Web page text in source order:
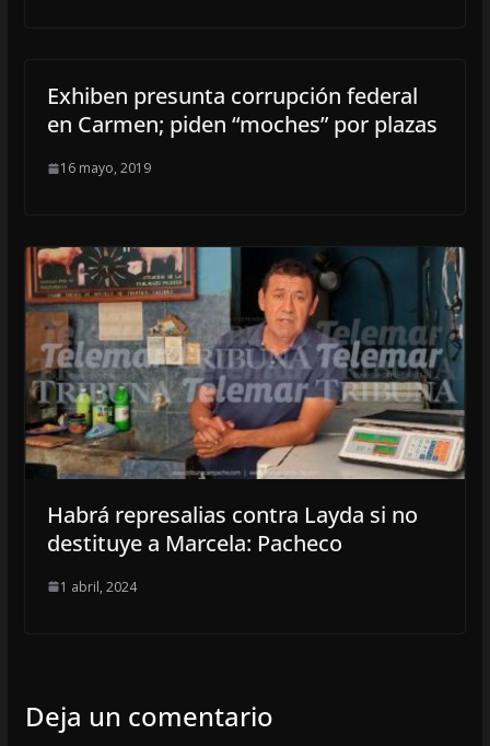
Exhiben presunta corrupción federal
en Carmen; piden “moches” por plazas
16 mayo, 2019
Habrá represalias contra Layda si no
destituye a Marcela: Pacheco
1 abril, 2024
Deja un comentario